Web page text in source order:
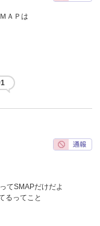
ＡＰは
てSMAPだけだよ
るってこと